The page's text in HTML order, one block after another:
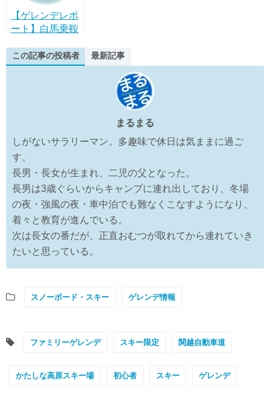
【ゲレンデレポ
ート】白馬乗鞍
混雑少なめの初
心者・ファミリ
この記事の投稿者 最新記事
まるまる
しがないサラリーマン。多趣味で休日は気ままに過ご
す。
長男・長女が生まれ、二児の父となった。
長男は3歳ぐらいからキャンプに連れ出しており、冬場
の夜・強風の夜・車中泊でも難なくこなすようになり、
着々と教育が進んでいる。
次は長女の番だが、正直おむつが取れてから連れていき
たいと思っている。
スノーボード・スキー ゲレンデ情報
ファミリーゲレンデ スキー限定 関越自動車道
かたしな高原スキー場 初心者 スキー ゲレンデ